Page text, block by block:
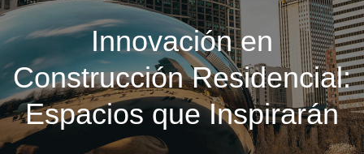
Innovación en
Construcción Residencial:
Espacios que Inspirarán